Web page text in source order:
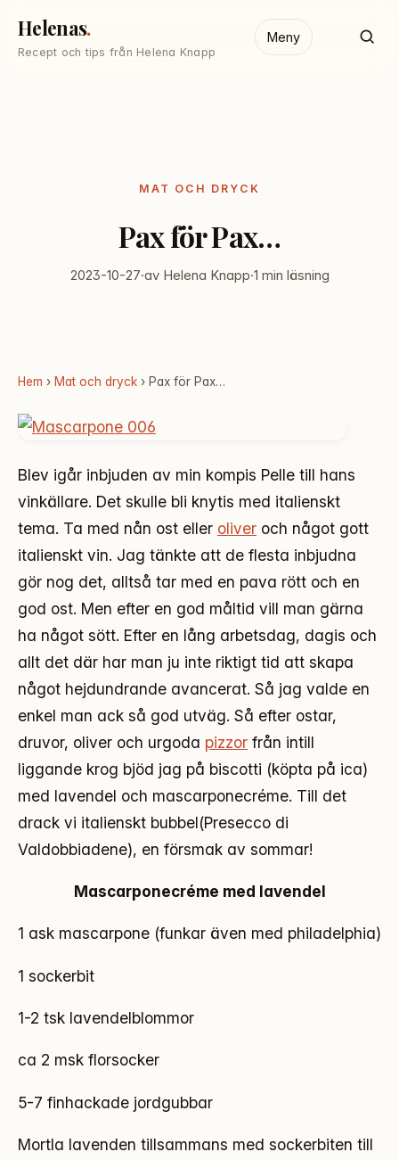
Helenas
Recept och tips från Helena Knapp
Meny
MAT OCH DRYCK
Pax för Pax…
2023-10-27·av Helena Knapp·1 min läsning
Hem › Mat och dryck › Pax för Pax…
Blev igår inbjuden av min kompis Pelle till hans
vinkällare. Det skulle bli knytis med italienskt
tema. Ta med nån ost eller oliver och något gott
italienskt vin. Jag tänkte att de flesta inbjudna
gör nog det, alltså tar med en pava rött och en
god ost. Men efter en god måltid vill man gärna
ha något sött. Efter en lång arbetsdag, dagis och
allt det där har man ju inte riktigt tid att skapa
något hejdundrande avancerat. Så jag valde en
enkel man ack så god utväg. Så efter ostar,
druvor, oliver och urgoda pizzor från intill
liggande krog bjöd jag på biscotti (köpta på ica)
med lavendel och mascarponecréme. Till det
drack vi italienskt bubbel(Presecco di
Valdobbiadene), en försmak av sommar!
Mascarponecréme med lavendel
1 ask mascarpone (funkar även med philadelphia)
1 sockerbit
1-2 tsk lavendelblommor
ca 2 msk florsocker
5-7 finhackade jordgubbar
Mortla lavenden tillsammans med sockerbiten till